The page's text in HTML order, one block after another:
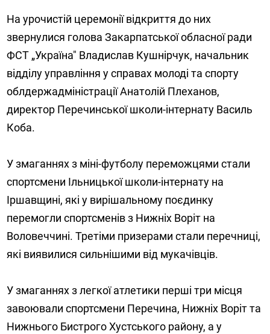
На урочистій церемонії відкриття до них
звернулися голова Закарпатської обласної ради
ФСТ „Україна" Владислав Кушнірчук, начальник
відділу управління у справах молоді та спорту
облдержадміністрації Анатолій Плеханов,
директор Перечинської школи-інтернату Василь
Коба.
У змаганнях з міні-футболу переможцями стали
спортсмени Ільницької школи-інтернату на
Іршавщині, які у вирішальному поєдинку
перемогли спортсменів з Нижніх Воріт на
Воловеччині. Третіми призерами стали перечниці,
які виявилися сильнішими від мукачівців.
У змаганнях з легкої атлетики перші три місця
завоювали спортсмени Перечина, Нижніх Воріт та
Нижнього Бистрого Хустського району, а у